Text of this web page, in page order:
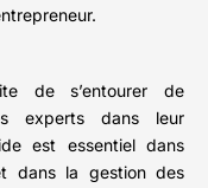
de s’entourer de
experts dans leur
est essentiel dans
dans la gestion des